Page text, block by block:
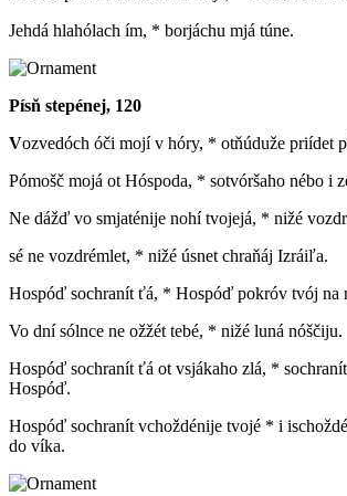
Jehdá hlahólach ím, * borjáchu mjá túne.
Písň stepénej, 120
Vozvedóch óči mojí v hóry, * otňúduže priídet
Pómošč mojá ot Hóspoda, * sotvóršaho nébo i
Ne dážď vo smjaténije nohí tvojejá, * nižé
sé ne vozdrémlet, * nižé úsnet chraňáj Izráiľa.
Hospóď sochranít ťá, * Hospóď pokróv tvój na
Vo dní sólnce ne ožžét tebé, * nižé luná nóščiju.
Hospóď sochranít ťá ot vsjákaho zlá, *
Hospóď.
Hospóď sochranít vchoždénije tvojé * i
do víka.